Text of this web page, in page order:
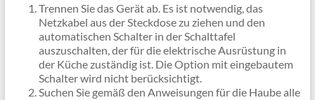
Trennen Sie das Gerät ab. Es ist notwendig, das
Netzkabel aus der Steckdose zu ziehen und den
automatischen Schalter in der Schalttafel
auszuschalten, der für die elektrische Ausrüstung in
der Küche zuständig ist. Die Option mit eingebautem
Schalter wird nicht berücksichtigt.
Suchen Sie gemäß den Anweisungen für die Haube alle